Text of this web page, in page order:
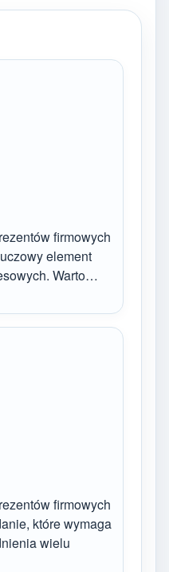
firmowych
element
Warto…
firmowych
które wymaga
wielu